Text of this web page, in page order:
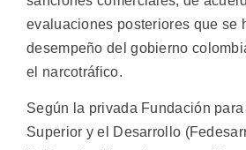
evaluaciones posteriores que se
desempeño del gobierno
el narcotráfico.
Según la privada Fundación
Superior y el Desarrollo